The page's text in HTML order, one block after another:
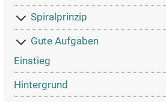
Spiralprinzip
Gute Aufgaben
Einstieg
Hintergrund